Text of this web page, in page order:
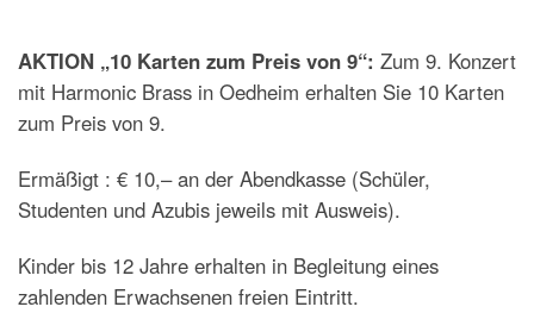
AKTION „10 Karten zum Preis von 9“: Zum 9. Konzert
mit Harmonic Brass in Oedheim erhalten Sie 10 Karten
zum Preis von 9.
Ermäßigt : € 10,– an der Abendkasse (Schüler,
Studenten und Azubis jeweils mit Ausweis).
Kinder bis 12 Jahre erhalten in Begleitung eines
zahlenden Erwachsenen freien Eintritt.